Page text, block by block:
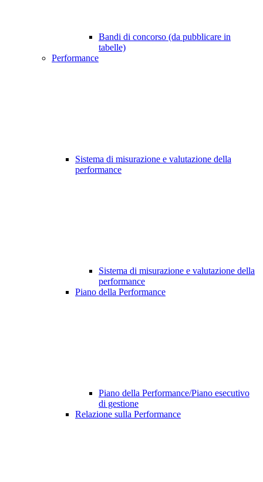
Bandi di concorso (da pubblicare in
tabelle)
Performance
Sistema di misurazione e valutazione della
performance
Sistema di misurazione e valutazione della
performance
Piano della Performance
Piano della Performance/Piano esecutivo
di gestione
Relazione sulla Performance